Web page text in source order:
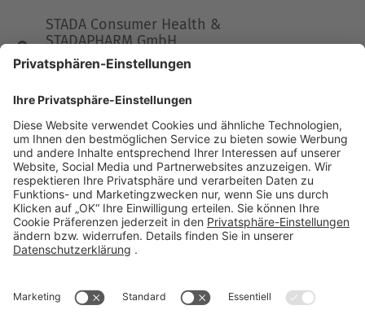
STADA Consumer Health &
STADAPHARM GmbH
Stadastraße 2-18
61118 Bad Vilbel
Telefon 06101 603-0
Fax 06101 603-259
info@stada.de
Kontakt
Compliance Reporting Portal ⧉
FOLGEN SIE UNS